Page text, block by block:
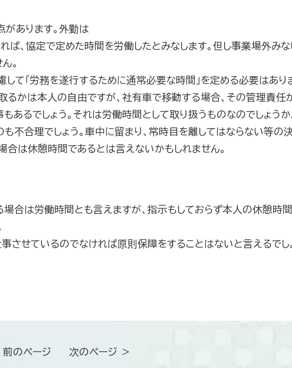
あります。外勤は
、協定で定めた時間を労働したとみなします。但し事業場外み
。
て「労務を遂行するために通常必要な時間」を定める必要はあり
かは本人の自由ですが、社有車で移動する場合、その管理責任
るでしょう。それは労働時間として取り扱うものなのでしょう
不合理でしょう。車中に留まり、常時目を離してはならない等の
は休憩時間であるとは言えないかもしれません。
合は労働時間とも言えますが、指示もしておらず本人の休憩時
させているのでなければ原則保障をすることはないと言えるでし
前のページ 次のページ ＞